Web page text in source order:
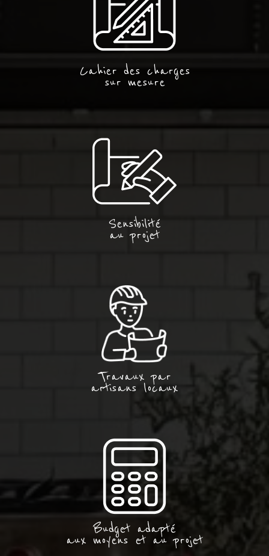
Cahier des charges
sur mesure
Sensibilité
au projet
Travaux par
artisans locaux
Budget adapté
aux moyens et au projet